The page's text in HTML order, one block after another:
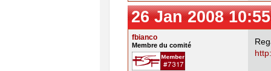
26 Jan 2008
fbianco
Membre du comité